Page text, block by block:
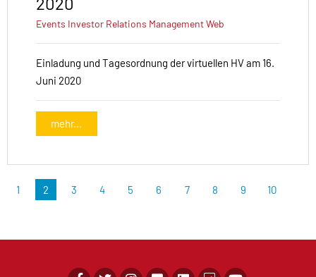
Events Investor Relations ManagementWeb
Einladung und Tagesordnung der virtuellen HV am 16.
Juni 2020
mehr...
1 2 3 4 5 6 7 8 9 10